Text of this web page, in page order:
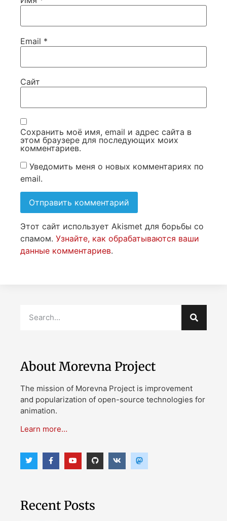
Email *
Сайт
Сохранить моё имя, email и адрес сайта в
этом браузере для последующих моих
комментариев.
Уведомить меня о новых комментариях по
email.
Этот сайт использует Akismet для борьбы со
спамом. Узнайте, как обрабатываются ваши
данные комментариев.
About Morevna Project
The mission of Morevna Project is improvement
and popularization of open-source technologies for
animation.
Learn more…
Recent Posts